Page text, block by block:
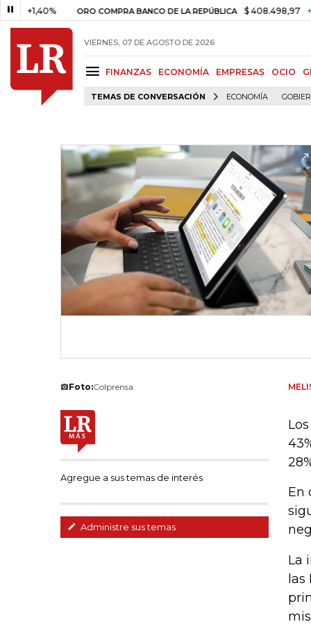
ORO COMPRA BANCO DE LA REPÚBLICA $ 408.498,97 +$
VIERNES, 07 DE AGOSTO DE 2026
FINANZAS ECONOMÍA EMPRESAS OCIO
TEMAS DE CONVERSACIÓN ECONOMÍA
Foto:Colprensa
Agregue a sus temas de interés
Administre sus temas
En
La